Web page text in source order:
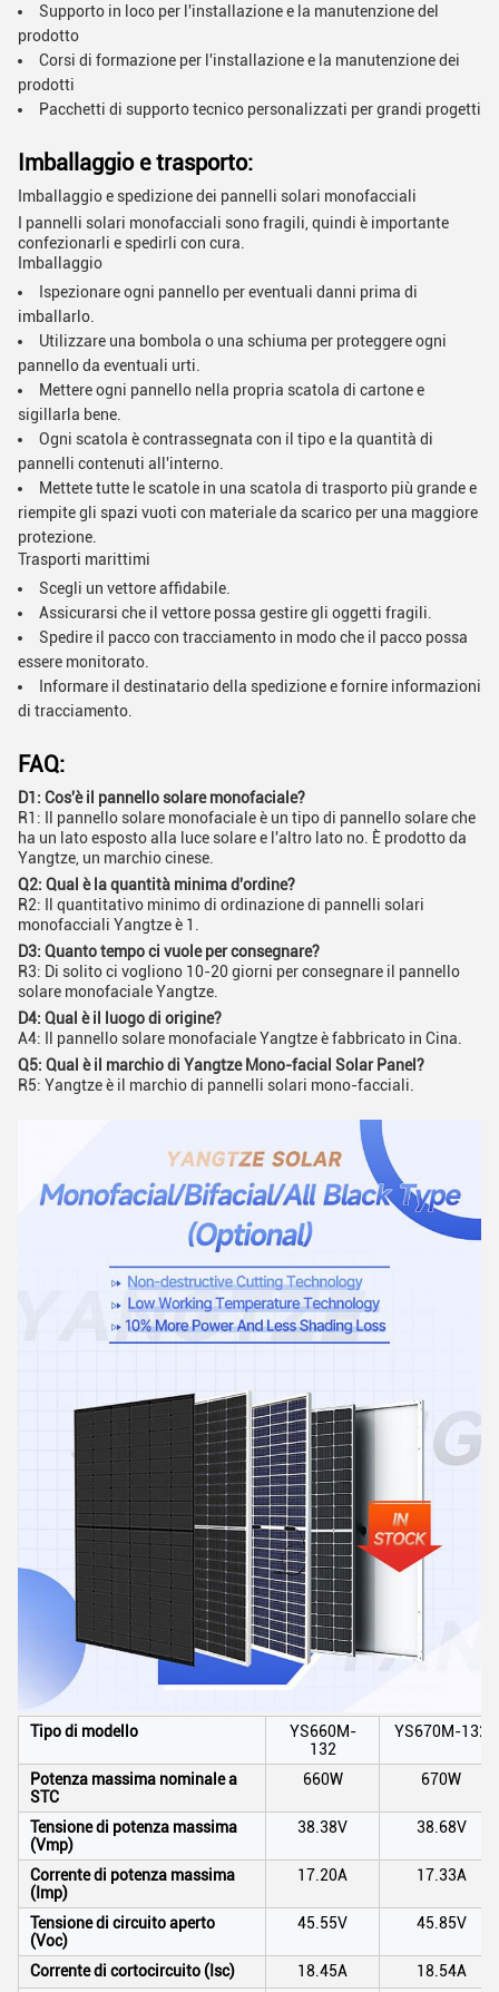
Supporto in loco per l'installazione e la manutenzione del
prodotto
Corsi di formazione per l'installazione e la manutenzione dei
prodotti
Pacchetti di supporto tecnico personalizzati per grandi progetti
Imballaggio e trasporto:
Imballaggio e spedizione dei pannelli solari monofacciali
I pannelli solari monofacciali sono fragili, quindi è importante
confezionarli e spedirli con cura.
Imballaggio
Ispezionare ogni pannello per eventuali danni prima di
imballarlo.
Utilizzare una bombola o una schiuma per proteggere ogni
pannello da eventuali urti.
Mettere ogni pannello nella propria scatola di cartone e
sigillarla bene.
Ogni scatola è contrassegnata con il tipo e la quantità di
pannelli contenuti all'interno.
Mettete tutte le scatole in una scatola di trasporto più grande e
riempite gli spazi vuoti con materiale da scarico per una maggiore
protezione.
Trasporti marittimi
Scegli un vettore affidabile.
Assicurarsi che il vettore possa gestire gli oggetti fragili.
Spedire il pacco con tracciamento in modo che il pacco possa
essere monitorato.
Informare il destinatario della spedizione e fornire informazioni
di tracciamento.
FAQ:
D1: Cos'è il pannello solare monofaciale?
R1: Il pannello solare monofaciale è un tipo di pannello solare che
ha un lato esposto alla luce solare e l'altro lato no. È prodotto da
Yangtze, un marchio cinese.
Q2: Qual è la quantità minima d'ordine?
R2: Il quantitativo minimo di ordinazione di pannelli solari
monofacciali Yangtze è 1.
D3: Quanto tempo ci vuole per consegnare?
R3: Di solito ci vogliono 10-20 giorni per consegnare il pannello
solare monofaciale Yangtze.
D4: Qual è il luogo di origine?
A4: Il pannello solare monofaciale Yangtze è fabbricato in Cina.
Q5: Qual è il marchio di Yangtze Mono-facial Solar Panel?
R5: Yangtze è il marchio di pannelli solari mono-facciali.
Tipo di modello
YS660M-
132
YS670M-132
Potenza massima nominale a
STC
660W 670W
Tensione di potenza massima
(Vmp)
38.38V 38.68V
Corrente di potenza massima
(Imp)
17.20A 17.33A
Tensione di circuito aperto
(Voc)
45.55V 45.85V
Corrente di cortocircuito (Isc) 18.45A
18.54A